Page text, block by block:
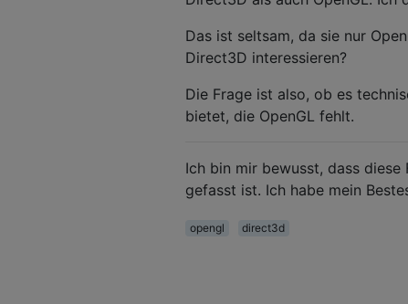
Das ist seltsam, da sie nur
Direct3D interessieren?
Die Frage ist also, ob es
bietet, die OpenGL fehlt.
Ich bin mir bewusst, dass
gefasst ist. Ich habe mein
opengl direct3d